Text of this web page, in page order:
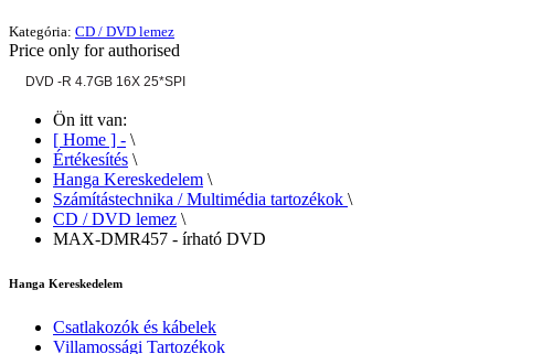
Kategória: CD / DVD lemez
Price only for authorised
DVD -R 4.7GB 16X 25*SPI
Ön itt van:
[ Home ] - \
Értékesítés \
Hanga Kereskedelem \
Számítástechnika / Multimédia tartozékok \
CD / DVD lemez \
MAX-DMR457 - írható DVD
Hanga Kereskedelem
Csatlakozók és kábelek
Villamossági Tartozékok